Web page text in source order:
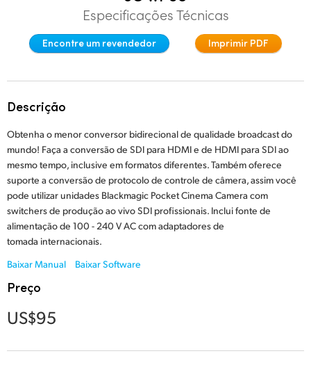
France
Hong Kong SAR, China
India
Italy
Japan
Korea
Netherlands
Especificações Técnicas
Encontre um revendedor Imprimir PDF
Descrição
Obtenha o menor conversor bidirecional de qualidade broadcast do
mundo! Faça a conversão de SDI para HDMI e de HDMI para SDI ao
mesmo tempo, inclusive em formatos diferentes. Também oferece
suporte a conversão de protocolo de controle de câmera, assim você
pode utilizar unidades Blackmagic Pocket Cinema Camera com
switchers de produção ao vivo SDI profissionais. Inclui fonte de
alimentação de 100 - 240 V AC com adaptadores de
tomada internacionais.
Baixar Manual
Baixar Software
Preço
US$95